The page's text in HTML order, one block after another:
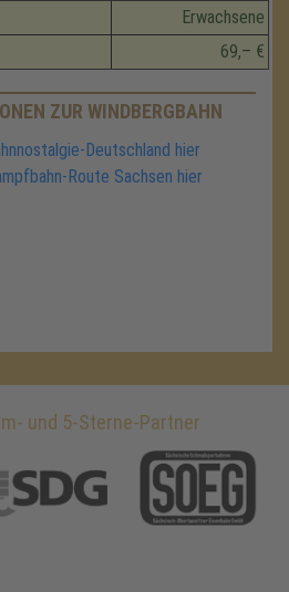
Erwachsene
69,– €
ZUR WINDBERGBAHN
Deutschland hier
Route Sachsen hier
und 5-Sterne-Partner